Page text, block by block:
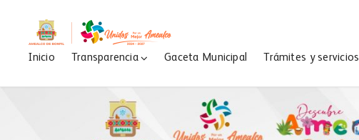
Inicio Transparencia Gaceta Municipal Trámites y servicios